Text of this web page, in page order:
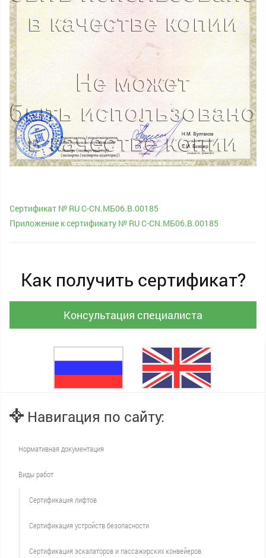
Сертификат № RU С-CN.МБ06.B.00185
Приложение к сертификату № RU С-CN.МБ06.B.00185
Как получить сертификат?
Консультация специалиста
Навигация по сайту:
Нормативная документация
Виды работ
Сертификация лифтов
Сертификация устройств безопасности
Сертификация эскалаторов и пассажирских конвейеров